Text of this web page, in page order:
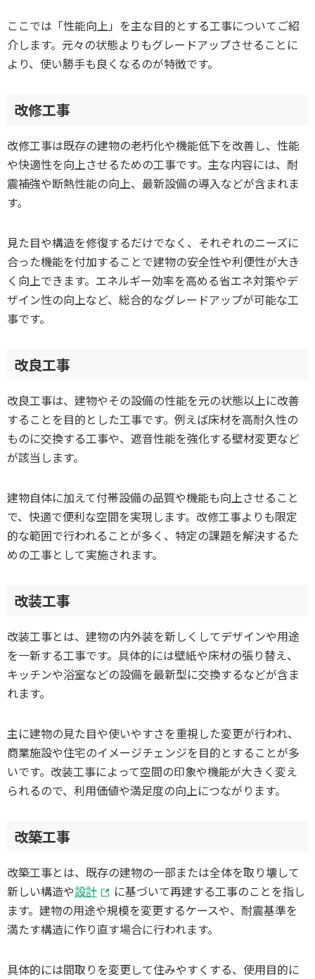
ここでは「性能向上」を主な目的とする工事についてご紹
介します。元々の状態よりもグレードアップさせることに
より、使い勝手も良くなるのが特徴です。
改修工事
改修工事は既存の建物の老朽化や機能低下を改善し、性能
や快適性を向上させるための工事です。主な内容には、耐
震補強や断熱性能の向上、最新設備の導入などが含まれま
す。
見た目や構造を修復するだけでなく、それぞれのニーズに
合った機能を付加することで建物の安全性や利便性が大き
く向上できます。エネルギー効率を高める省エネ対策やデ
ザイン性の向上など、総合的なグレードアップが可能な工
事です。
改良工事
改良工事は、建物やその設備の性能を元の状態以上に改善
することを目的とした工事です。例えば床材を高耐久性の
ものに交換する工事や、遮音性能を強化する壁材変更など
が該当します。
建物自体に加えて付帯設備の品質や機能も向上させること
で、快適で便利な空間を実現します。改修工事よりも限定
的な範囲で行われることが多く、特定の課題を解決するた
めの工事として実施されます。
改装工事
改装工事とは、建物の内外装を新しくしてデザインや用途
を一新する工事です。具体的には壁紙や床材の張り替え、
キッチンや浴室などの設備を最新型に交換するなどが含ま
れます。
主に建物の見た目や使いやすさを重視した変更が行われ、
商業施設や住宅のイメージチェンジを目的とすることが多
いです。改装工事によって空間の印象や機能が大きく変え
られるので、利用価値や満足度の向上につながります。
改築工事
改築工事とは、既存の建物の一部または全体を取り壊して
新しい構造や設計
に基づいて再建する工事のことを指し
ます。建物の用途や規模を変更するケースや、耐震基準を
満たす構造に作り直す場合に行われます。
具体的には間取りを変更して住みやすくする、使用目的に